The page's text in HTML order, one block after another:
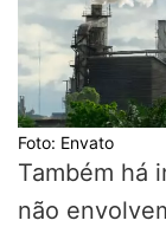
Foto: Envato
Também há
não